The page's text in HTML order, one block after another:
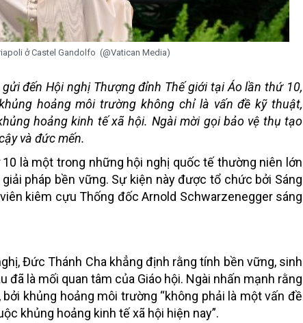
ở Castel Gandolfo (@Vatican Media)
đến Hội nghị Thượng đỉnh Thế giới tại Áo lần thứ 10,
hoảng môi trường không chỉ là vấn đề kỹ thuật,
hoảng kinh tế xã hội. Ngài mời gọi bảo vệ thụ tạo
và đức mến.
là một trong những hội nghị quốc tế thường niên lớn
pháp bền vững. Sự kiện này được tổ chức bởi Sáng
kiêm cựu Thống đốc Arnold Schwarzenegger sáng
Đức Thánh Cha khẳng định rằng tính bền vững, sinh
là mối quan tâm của Giáo hội. Ngài nhấn mạnh rằng
khủng hoảng môi trường “không phải là một vấn đề
khủng hoảng kinh tế xã hội hiện nay”.